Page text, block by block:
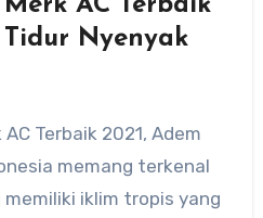
Tidur Nyenyak
Terbaik 2021, Adem
memang terkenal
iklim tropis yang